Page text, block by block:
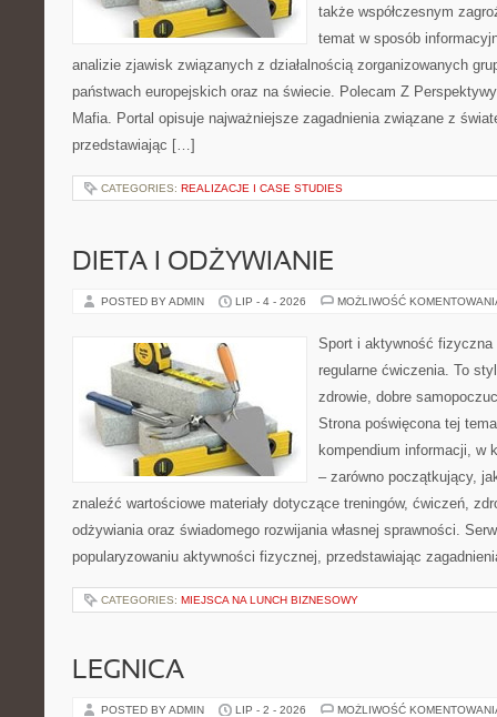
także współczesnym
temat w sposób
analizie zjawisk związanych z działalnością zorganizowanych
państwach europejskich oraz na świecie. Polecam Z
Mafia. Portal opisuje najważniejsze zagadnienia związane z
przedstawiając […]
CATEGORIES: REALIZACJE I CASE STUDIES
DIETA I ODŻYWIANIE
POSTED BY ADMIN LIP - 4 - 2026 MOŻLIWOŚĆ
Sport i aktywność
regularne ćwiczenia. To
zdrowie, dobre
Strona poświęcona tej
kompendium informacji, w
– zarówno początkujący,
znaleźć wartościowe materiały dotyczące treningów, ćwiczeń,
odżywiania oraz świadomego rozwijania własnej sprawności.
popularyzowaniu aktywności fizycznej, przedstawiając
CATEGORIES: MIEJSCA NA LUNCH BIZNESOWY
LEGNICA
POSTED BY ADMIN LIP - 2 - 2026 MOŻLIWOŚĆ